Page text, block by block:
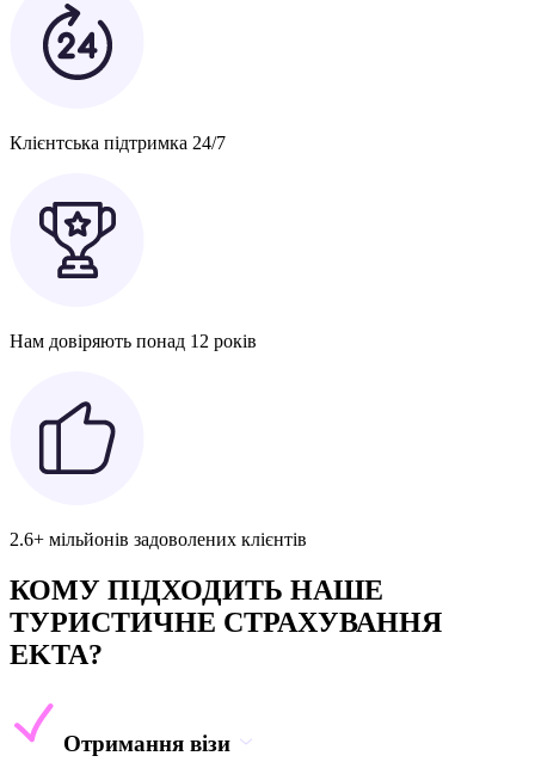
Клієнтська підтримка 24/7
Нам довіряють понад 12 років
2.6+ мільйонів задоволених клієнтів
КОМУ ПІДХОДИТЬ НАШЕ
ТУРИСТИЧНЕ СТРАХУВАННЯ
EKTA?
Отримання візи